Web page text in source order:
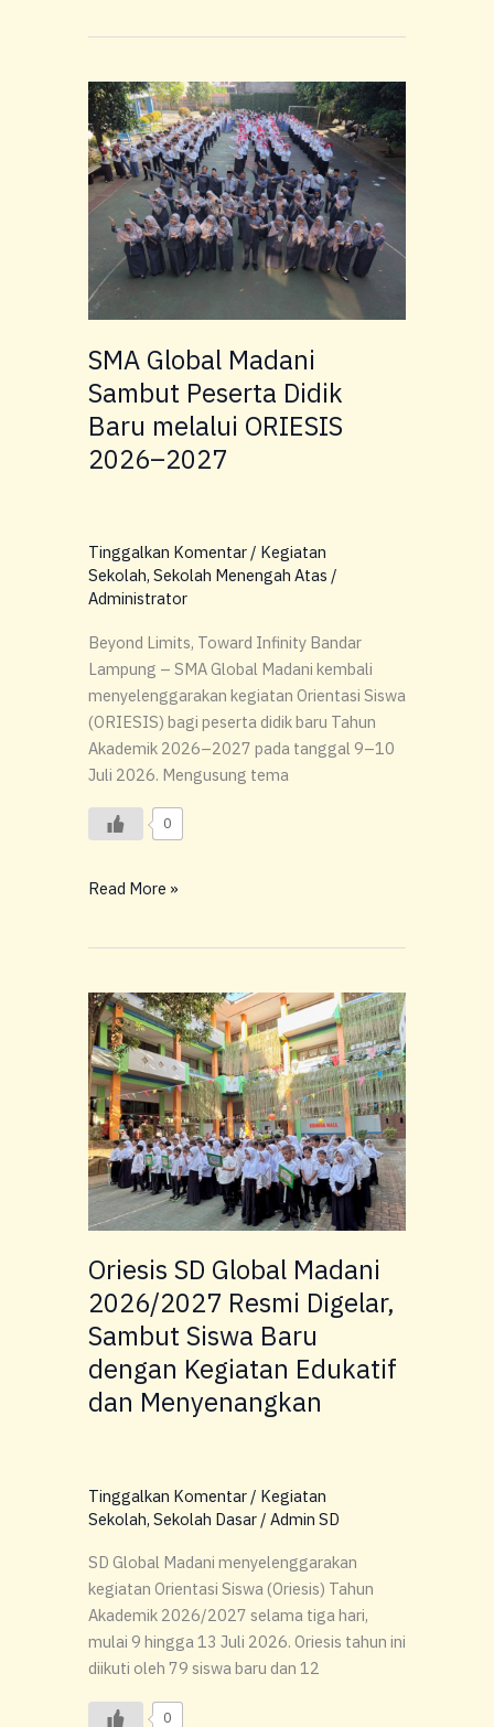
SMA Global Madani
Sambut Peserta Didik
Baru melalui ORIESIS
2026–2027
Tinggalkan Komentar / Kegiatan
Sekolah, Sekolah Menengah Atas /
Administrator
Beyond Limits, Toward Infinity Bandar
Lampung – SMA Global Madani kembali
menyelenggarakan kegiatan Orientasi Siswa
(ORIESIS) bagi peserta didik baru Tahun
Akademik 2026–2027 pada tanggal 9–10
Juli 2026. Mengusung tema
0
SMA
Global
Madani
Sambut
Peserta
Didik
Baru
melalui
ORIESIS
2027
Read More »
Oriesis SD Global Madani
2026/2027 Resmi Digelar,
Sambut Siswa Baru
dengan Kegiatan Edukatif
dan Menyenangkan
Tinggalkan Komentar / Kegiatan
Sekolah, Sekolah Dasar / Admin SD
SD Global Madani menyelenggarakan
kegiatan Orientasi Siswa (Oriesis) Tahun
Akademik 2026/2027 selama tiga hari,
mulai 9 hingga 13 Juli 2026. Oriesis tahun ini
diikuti oleh 79 siswa baru dan 12
0
Oriesis
SD
Global
Madani
2026/2027
Resmi
Digelar,
Sambut
Siswa
dengan
Kegiatan
Edukatif
dan
Menyenangkan